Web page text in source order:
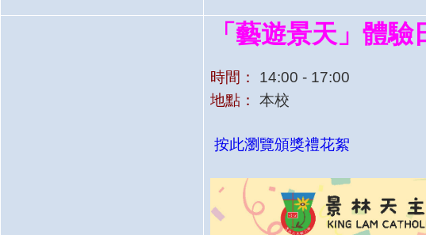
「藝遊景天」體驗
時間： 14:00 - 17:00
地點： 本校
按此瀏覽頒獎禮花絮